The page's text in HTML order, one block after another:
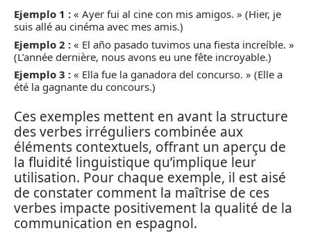
Ejemplo 1 : « Ayer fui al cine con mis amigos. » (Hier, je
suis allé au cinéma avec mes amis.)
Ejemplo 2 : « El año pasado tuvimos una fiesta increíble. »
(L’année dernière, nous avons eu une fête incroyable.)
Ejemplo 3 : « Ella fue la ganadora del concurso. » (Elle a
été la gagnante du concours.)
Ces exemples mettent en avant la structure
des verbes irréguliers combinée aux
éléments contextuels, offrant un aperçu de
la fluidité linguistique qu’implique leur
utilisation. Pour chaque exemple, il est aisé
de constater comment la maîtrise de ces
verbes impacte positivement la qualité de la
communication en espagnol.